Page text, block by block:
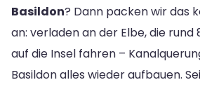
Basildon? Dann packen wir das
an: verladen an der Elbe, die rund
auf die Insel fahren –
Basildon alles wieder aufbauen.